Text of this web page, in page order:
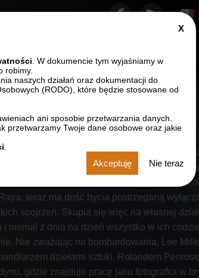
. W dokumencie tym wyjaśniamy w
robimy.
naszych działań oraz dokumentacji do
(RODO), które będzie stosowane od
ani sposobie przetwarzania danych.
przetwarzamy Twoje dane osobowe oraz jakie
Akceptuję Nie teraz
Close
oczy
się w 1938 roku na południu Francji,
i najbliższymi przyjaciółmi -
która kiedyś była modelką i
teraz ma dość bycia postrzeganą
spojrzeń. Skupia się więc na własnej
i niemal z dnia na dzień wszystko w ich
Nie zważając na bombardowania, Lee
dziełami sztuki, Rolandem
gdzie znajduje pracę jako fotografka w